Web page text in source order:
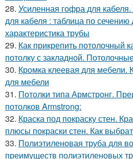
28. Усиленная гофра для
для кабеля : таблица по
характеристика трубы
29. Как прикрепить потолочный
потолку с закладной.
30. Кромка клеевая для мебели.
для мебели
31. Потолки типа Армстронг.
потолков Armstrong:
32. Краска под покраску стен.
плюсы покраски стен. Как
33. Полиэтиленовая труба для
преимуществ полиэтиленовых